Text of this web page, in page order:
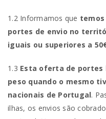
1.2 Informamos que
portes de envio no
iguais ou superiores a
1.3 Esta oferta de portes
peso quando o mesmo
nacionais de Portugal.
ilhas, os envios são